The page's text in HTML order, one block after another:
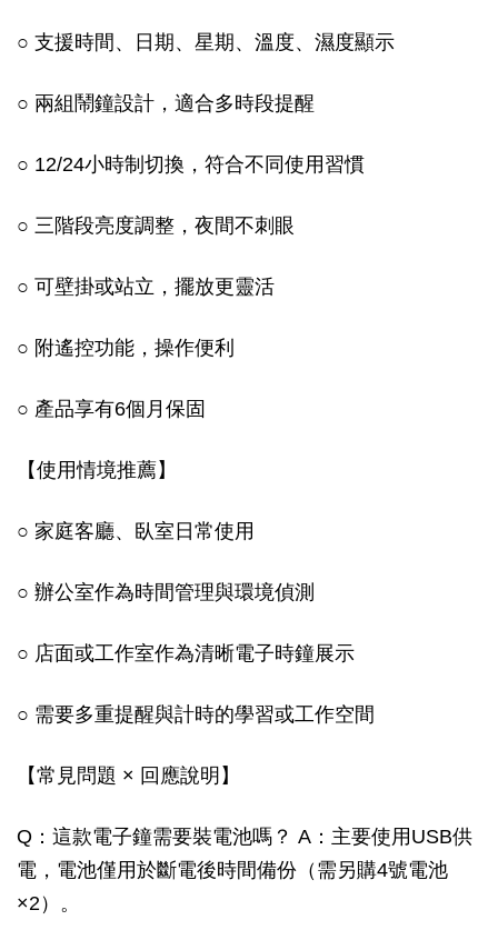
○ 支援時間、日期、星期、溫度、濕度顯示
○ 兩組鬧鐘設計，適合多時段提醒
○ 12/24小時制切換，符合不同使用習慣
○ 三階段亮度調整，夜間不刺眼
○ 可壁掛或站立，擺放更靈活
○ 附遙控功能，操作便利
○ 產品享有6個月保固
【使用情境推薦】
○ 家庭客廳、臥室日常使用
○ 辦公室作為時間管理與環境偵測
○ 店面或工作室作為清晰電子時鐘展示
○ 需要多重提醒與計時的學習或工作空間
【常見問題 × 回應說明】
Q：這款電子鐘需要裝電池嗎？ A：主要使用USB供
電，電池僅用於斷電後時間備份（需另購4號電池
×2）。